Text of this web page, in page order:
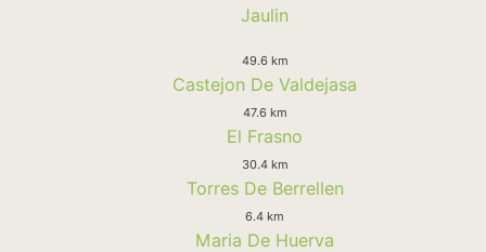
Jaulin
49.6 km
Castejon De Valdejasa
47.6 km
El Frasno
30.4 km
Torres De Berrellen
6.4 km
Maria De Huerva